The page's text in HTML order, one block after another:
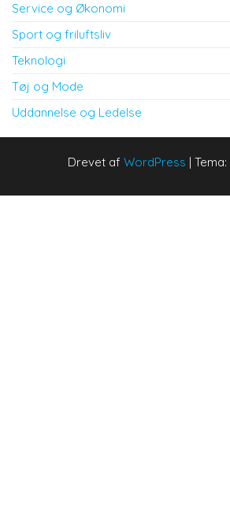
Service og Økonomi
Sport og friluftsliv
Teknologi
Tøj og Mode
Uddannelse og Ledelse
Drevet af WordPress | Tema: